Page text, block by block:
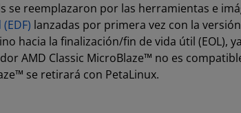
se reemplazaron por las herramientas e
lanzadas por primera vez con la
hacia la finalización/fin de vida útil (EOL),
AMD Classic MicroBlaze™ no es
se retirará con PetaLinux.